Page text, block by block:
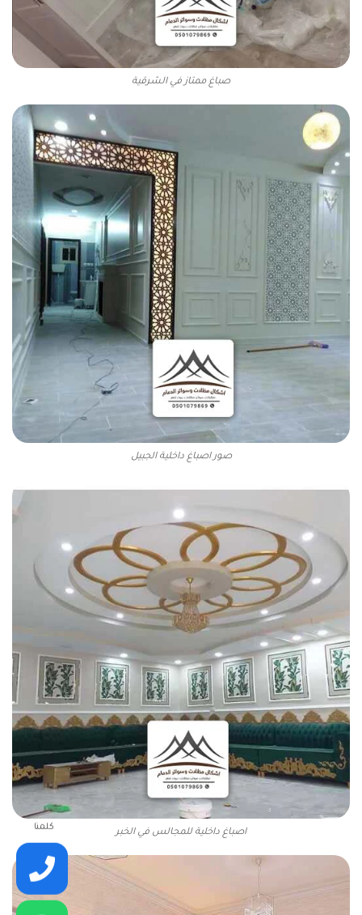
صباغ ممتاز في الشرقية
صور اصباغ داخلية الجبيل
اصباغ داخلية للمجالس في الخبر
كلمنا